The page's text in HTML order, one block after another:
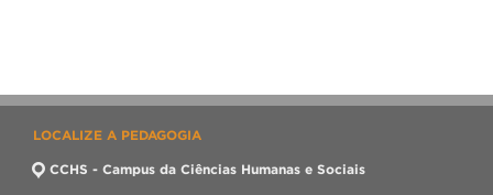
LOCALIZE A PEDAGOGIA
CCHS - Campus da Ciências Humanas e Sociais